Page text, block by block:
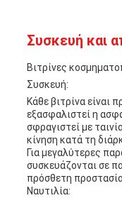
Συσκευή και
Βιτρίνες
Συσκευή:
Κάθε βιτρίνα είναι
εξασφαλιστεί η
σφραγιστεί με
κίνηση κατά τη
Για μεγαλύτερες
συσκευάζονται σε
πρόσθετη
Ναυτιλία: